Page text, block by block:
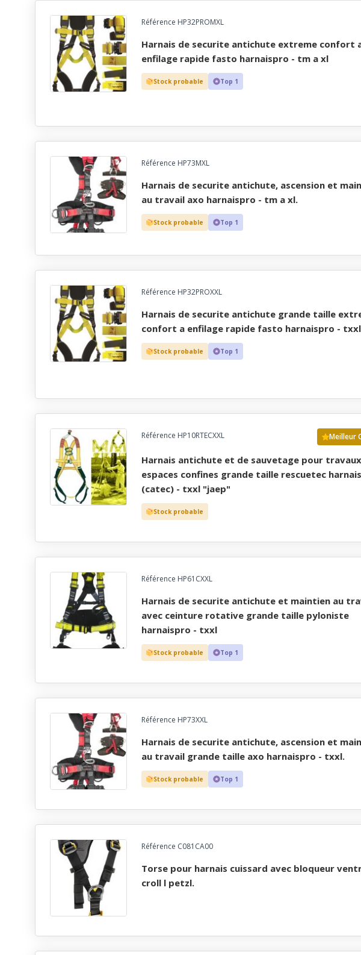
Référence HP32PROMXL
harnais de securite antichute extreme confort a
enfilage rapide fasto harnaispro - tm a xl
Stock probable Top 1
Référence HP73MXL
harnais de securite antichute, ascension et maintien
au travail axo harnaispro - tm a xl.
Stock probable Top 1
Référence HP32PROXXL
harnais de securite antichute grande taille extreme
confort a enfilage rapide fasto harnaispro - txxl
Stock probable Top 1
Référence HP10RTECXXL Meilleur
harnais antichute et de sauvetage pour travaux en
espaces confines grande taille rescuetec
(catec) - txxl "jaep"
Stock probable
Référence HP61CXXL
harnais de securite antichute et maintien au travail
avec ceinture rotative grande taille pyloniste
harnaispro - txxl
Stock probable Top 1
Référence HP73XXL
harnais de securite antichute, ascension et maintien
au travail grande taille axo harnaispro - txxl.
Stock probable Top 1
Référence C081CA00
torse pour harnais cuissard avec bloqueur ventral
croll l petzl.